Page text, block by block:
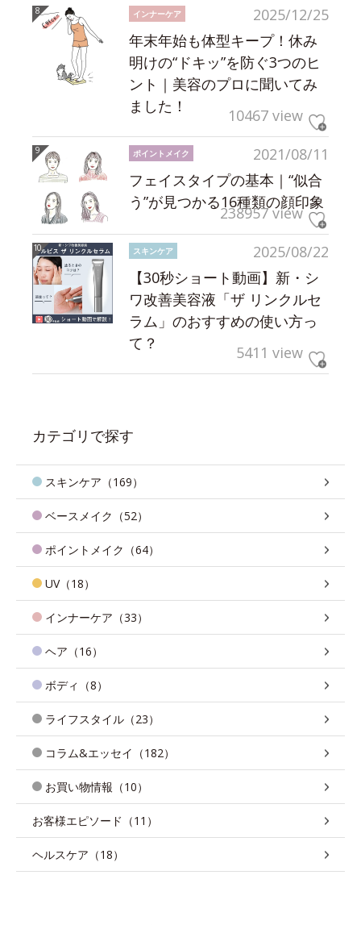
2025/12/25
インナーケア
年末年始も体型キープ！休み
明けの“ドキッ”を防ぐ3つのヒ
ント｜美容のプロに聞いてみ
ました！
10467 view
2021/08/11
ポイントメイク
フェイスタイプの基本｜“似合
う”が見つかる16種類の顔印象
238957 view
2025/08/22
スキンケア
【30秒ショート動画】新・シ
ワ改善美容液「ザ リンクルセ
ラム」のおすすめの使い方っ
て？
5411 view
カテゴリで探す
スキンケア（169）
ベースメイク（52）
ポイントメイク（64）
UV（18）
インナーケア（33）
ヘア（16）
ボディ（8）
ライフスタイル（23）
コラム&エッセイ（182）
お買い物情報（10）
お客様エピソード（11）
ヘルスケア（18）